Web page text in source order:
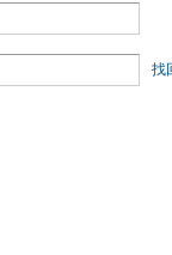
找